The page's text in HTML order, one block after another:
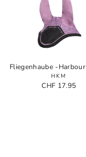
Fliegenhaube -
HKM
CHF 17.95